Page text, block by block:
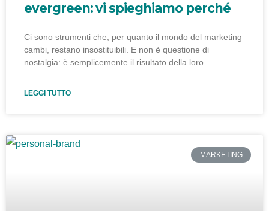
evergreen: vi spieghiamo perché
Ci sono strumenti che, per quanto il mondo del marketing
cambi, restano insostituibili. E non è questione di
nostalgia: è semplicemente il risultato della loro
LEGGI TUTTO
MARKETING